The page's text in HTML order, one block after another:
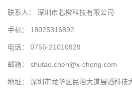
联系人： 深圳市芯橙科技有限公司
手机： 18025316892
电话： 0755-21010929
邮箱： shutao.chen@x-cheng.com
地址： 深圳市龙华区民治大道展滔科技